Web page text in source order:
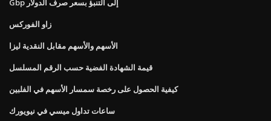
Gbp إلى التنبؤ بسعر صرف الدولار
زاو الفوركس
الأسهم والأسهم مقابل النقدية ليزا
قيمة الشهادة الفضية حسب الرقم المسلسل
كيفية الحصول على رخصة سمسار الأسهم في الفلبين
ساعات تداول ميسي في نيويورك